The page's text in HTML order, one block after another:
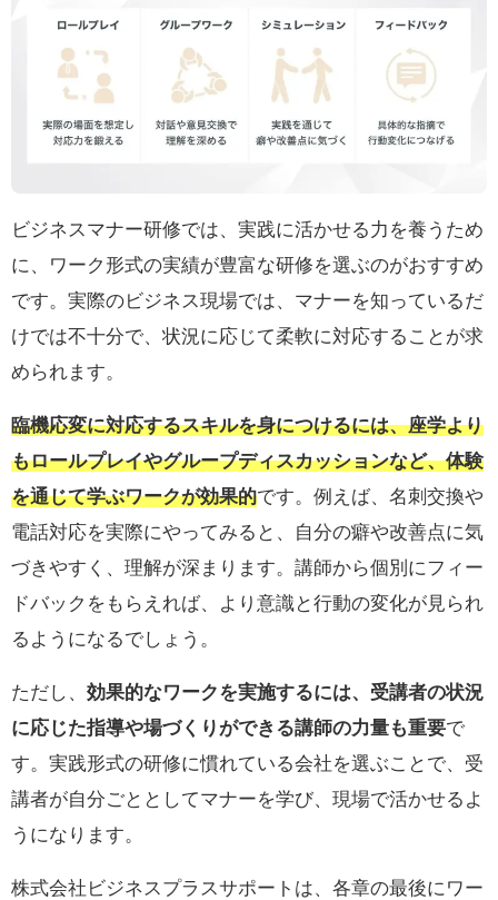
ビジネスマナー研修では、実践に活かせる力を養うため
に、ワーク形式の実績が豊富な研修を選ぶのがおすすめ
です。実際のビジネス現場では、マナーを知っているだ
けでは不十分で、状況に応じて柔軟に対応することが求
められます。
臨機応変に対応するスキルを身につけるには、座学より
もロールプレイやグループディスカッションなど、体験
を通じて学ぶワークが効果的です。例えば、名刺交換や
電話対応を実際にやってみると、自分の癖や改善点に気
づきやすく、理解が深まります。講師から個別にフィー
ドバックをもらえれば、より意識と行動の変化が見られ
るようになるでしょう。
ただし、 効果的なワークを実施するには、受講者の状況
に応じた指導や場づくりができる講師の力量も重要で
す。実践形式の研修に慣れている会社を選ぶことで、受
講者が自分ごととしてマナーを学び、現場で活かせるよ
うになります。
株式会社ビジネスプラスサポートは、各章の最後にワー